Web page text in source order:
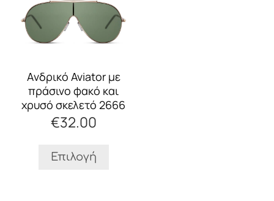
Aνδρικό Aviator με
πράσινο φακό και
χρυσό σκελετό 2666
€32.00
Επιλογή
το
προϊόν
έχει
πολλαπλές
Οι
επιλογές
μπορούν
επιλεγούν
σελίδα